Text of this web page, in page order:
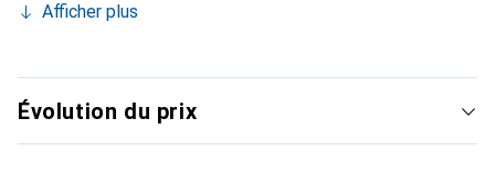
Afficher plus
Évolution du prix